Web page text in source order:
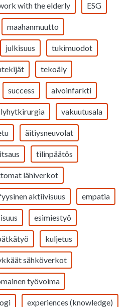
with the elderly ESG
maahanmuutto
julkisuus tukimuodot
tekoäly
success aivoinfarkti
lyhytkirurgia vakuutusala
äitiysneuvolat
tilinpäätös
lähiverkot
aktiivisuus empatia
esimiestyö
kuljetus
sähköverkot
työvoima
experiences (knowledge)